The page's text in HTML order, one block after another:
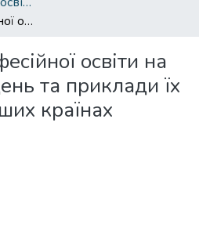
Проблеми професійної освіти на сьогоднішній день та приклади їх вирішення в інших країнах
освіти на
та приклади їх
країнах